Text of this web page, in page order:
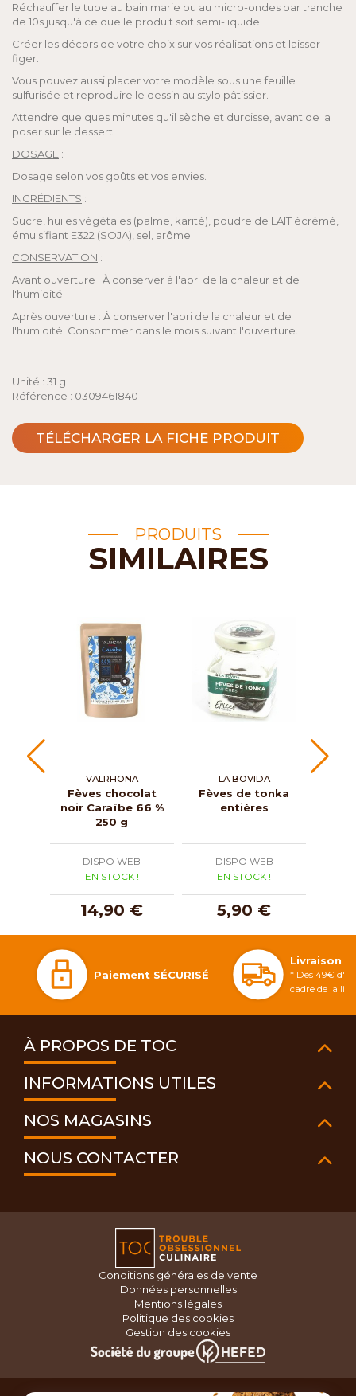
Réchauffer le tube au bain marie ou au micro-ondes par tranche
de 10s jusqu'à ce que le produit soit semi-liquide.
Créer les décors de votre choix sur vos réalisations et laisser
figer.
Vous pouvez aussi placer votre modèle sous une feuille
sulfurisée et reproduire le dessin au stylo pâtissier.
Attendre quelques minutes qu'il sèche et durcisse, avant de la
poser sur le dessert.
DOSAGE :
Dosage selon vos goûts et vos envies.
INGRÉDIENTS :
Sucre, huiles végétales (palme, karité), poudre de LAIT écrémé,
émulsifiant E322 (SOJA), sel, arôme.
CONSERVATION :
Avant ouverture : À conserver à l'abri de la chaleur et de
l'humidité.
Après ouverture : À conserver l'abri de la chaleur et de
l'humidité. Consommer dans le mois suivant l'ouverture.
Unité : 31 g
Référence : 0309461840
TÉLÉCHARGER LA FICHE PRODUIT
PRODUITS
SIMILAIRES
VALRHONA
Fèves chocolat
noir Caraïbe 66 %
250 g
DISPO WEB
EN STOCK !
14,90 €
LA BOVIDA
Fèves de tonka
entières
DISPO WEB
EN STOCK !
5,90 €
Paiement SÉCURISÉ
Livraison
* Dès 49€
cadre de la
À PROPOS DE TOC
INFORMATIONS UTILES
NOS MAGASINS
NOUS CONTACTER
Conditions générales de vente
Données personnelles
Mentions légales
Politique des cookies
Gestion des cookies